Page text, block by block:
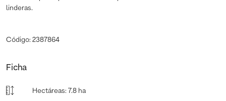
linderas.
Código: 2387864
Ficha
Hectáreas: 7.8 ha